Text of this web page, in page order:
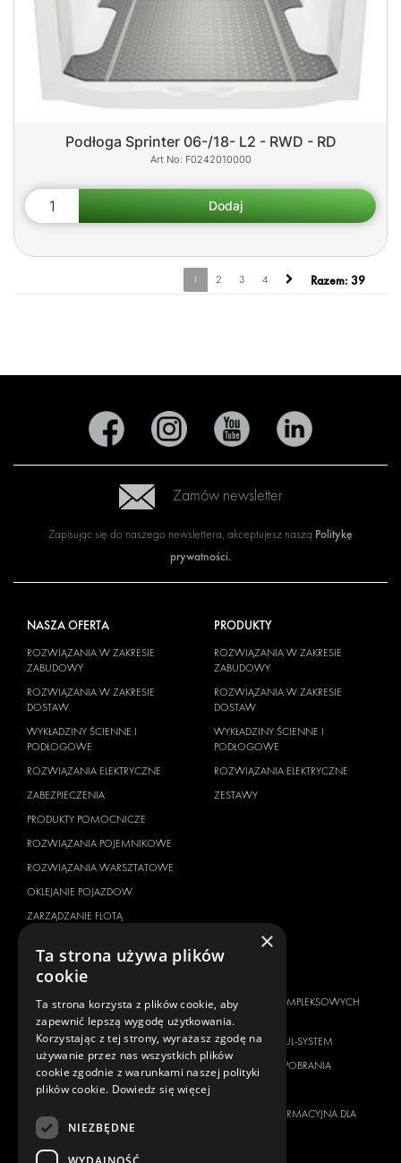
Podłoga Sprinter 06-/18- L2 - RWD - RD
F0242010000
1 2 3 4 Razem: 39
Zamów newsletter
Zapisując się do naszego newslettera, akceptujesz naszą Politykę
prywatności.
NASZA OFERTA
ROZWIĄZANIA W ZAKRESIE
ZABUDOWY
ROZWIĄZANIA W ZAKRESIE
DOSTAW
WYKŁADZINY ŚCIENNE I
PODŁOGOWE
ROZWIĄZANIA ELEKTRYCZNE
ZABEZPIECZENIA
PRODUKTY POMOCNICZE
ROZWIĄZANIA POJEMNIKOWE
ROZWIĄZANIA WARSZTATOWE
OKLEJANIE POJAZDOW
ZARZĄDZANIE FLOTĄ
PRODUKTY
ROZWIĄZANIA W ZAKRESIE
ZABUDOWY
ROZWIĄZANIA W ZAKRESIE
DOSTAW
WYKŁADZINY ŚCIENNE I
PODŁOGOWE
ROZWIĄZANIA ELEKTRYCZNE
ZESTAWY
MARKA POJAZDU
CITROËN
DACIA
FIAT
FORD
HYUNDAI
IVECO
DOSTAWCA KOMPLEKSOWYCH
ROZWIĄZAŃ
O FIRMIE MODUL-SYSTEM
MATERIAŁY DO POBRANIA
KLAUZULA INFORMACYJNA DLA
×
Ta strona używa plików
cookie
Ta strona korzysta z plików cookie, aby
zapewnić lepszą wygodę użytkowania.
Korzystając z tej strony, wyrażasz zgodę na
używanie przez nas wszystkich plików
cookie zgodnie z warunkami naszej polityki
plików cookie. Dowiedz się więcej
NIEZBĘDNE